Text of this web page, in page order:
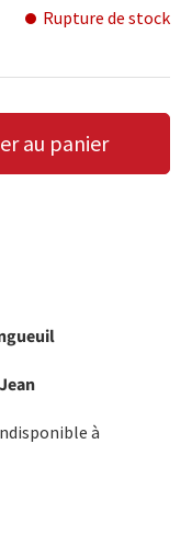
Rupture de stock
au panier
à